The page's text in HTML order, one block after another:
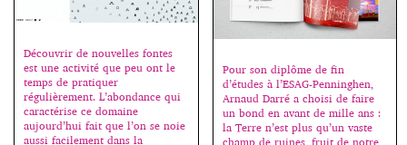
amour de la typographie qui
guidera naturellement son
[…]
Découvrir de nouvelles fontes
est une activité que peu ont le
temps de pratiquer
régulièrement. L’abondance qui
caractérise ce domaine
aujourd’hui fait que l’on se noie
aussi facilement dans la
Pour son diplôme de fin
d’études à l’ESAG-Penninghen,
Arnaud Darré a choisi de faire
un bond en avant de mille ans :
la Terre n’est plus qu’un vaste